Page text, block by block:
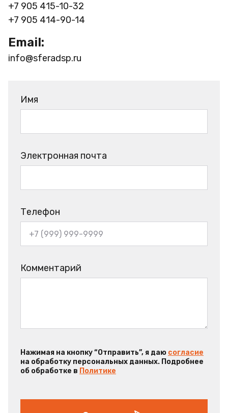
+7 905 415-10-32
+7 905 414-90-14
Email:
info@sferadsp.ru
Имя
Электронная почта
Телефон
Комментарий
Нажимая на кнопку “Отправить”, я даю согласие
на обработку персональных данных. Подробнее
об обработке в Политике